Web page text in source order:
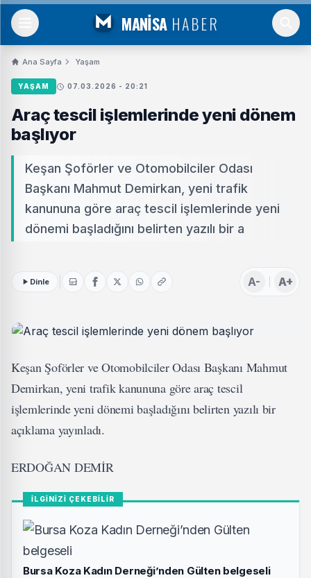
MANİSA HABER
Ana Sayfa Yaşam
YAŞAM 07.03.2026 - 20:21
Araç tescil işlemlerinde yeni dönem
başlıyor
Keşan Şoförler ve Otomobilciler Odası
Başkanı Mahmut Demirkan, yeni trafik
kanununa göre araç tescil işlemlerinde yeni
dönemi başladığını belirten yazılı bir a
Dinle A- A+
Keşan Şoförler ve Otomobilciler Odası Başkanı Mahmut
Demirkan, yeni trafik kanununa göre araç tescil
işlemlerinde yeni dönemi başladığını belirten yazılı bir
açıklama yayınladı.
ERDOĞAN DEMİR
İLGİNİZİ ÇEKEBİLİR
Bursa Koza Kadın Derneği’nden Gülten belgeseli